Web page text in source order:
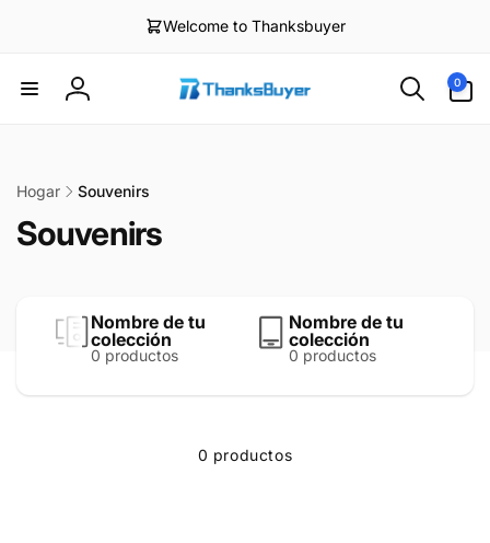
Welcome to Thanksbuyer
Iniciar
0
artículos
Hogar Souvenirs
Souvenirs
Nombre de tu
colección
0 productos
Nombre de tu
colección
0 productos
0 productos